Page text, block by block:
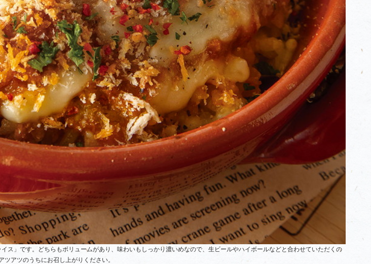
」です。どちらもボリュームがあり、味わいもしっかり濃いめなので、生ビールやハイボールなどと合わせていただくの
アツのうちにお召し上がりください。